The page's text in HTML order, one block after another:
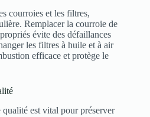
courroies et les filtres,
Remplacer la courroie de
évite des défaillances
les filtres à huile et à air
efficace et protège le
est vital pour préserver